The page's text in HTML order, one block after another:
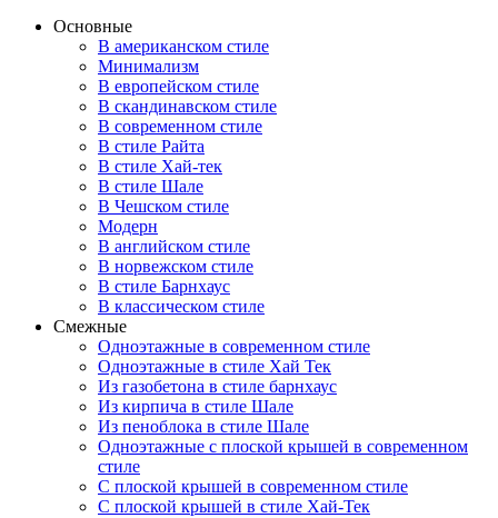
Основные
В американском стиле
Минимализм
В европейском стиле
В скандинавском стиле
В современном стиле
В стиле Райта
В стиле Хай-тек
В стиле Шале
В Чешском стиле
Модерн
В английском стиле
В норвежском стиле
В стиле Барнхаус
В классическом стиле
Смежные
Одноэтажные в современном стиле
Одноэтажные в стиле Хай Тек
Из газобетона в стиле барнхаус
Из кирпича в стиле Шале
Из пеноблока в стиле Шале
Одноэтажные с плоской крышей в современном
стиле
С плоской крышей в современном стиле
С плоской крышей в стиле Хай-Тек